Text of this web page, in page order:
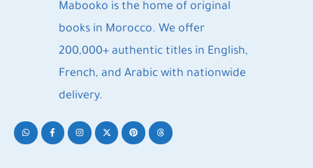
Mabooko is the home of original
books in Morocco. We offer
200,000+ authentic titles in English,
French, and Arabic with nationwide
delivery.